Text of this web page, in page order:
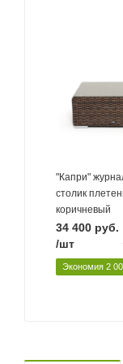
"Капри"
столик
коричневый
34 400руб.
/шт
Экономия 2